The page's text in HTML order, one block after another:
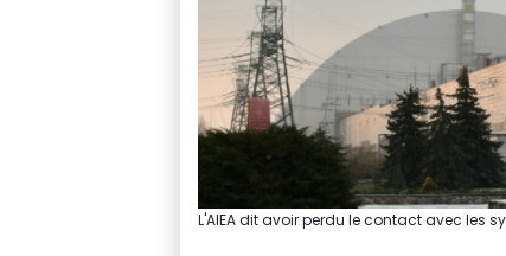
L'AIEA dit avoir perdu le contact avec les